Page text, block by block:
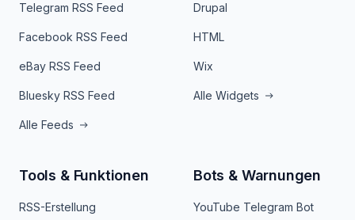
Telegram RSS Feed
Facebook RSS Feed
eBay RSS Feed
Bluesky RSS Feed
Alle Feeds
Drupal
HTML
Wix
Alle Widgets
Tools & Funktionen
RSS-Erstellung
Bots & Warnungen
YouTube Telegram Bot